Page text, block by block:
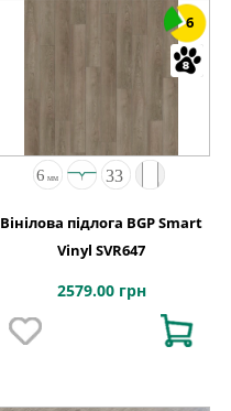
6
Вінілова підлога BGP Smart
Vinyl SVR647
2579.00 грн